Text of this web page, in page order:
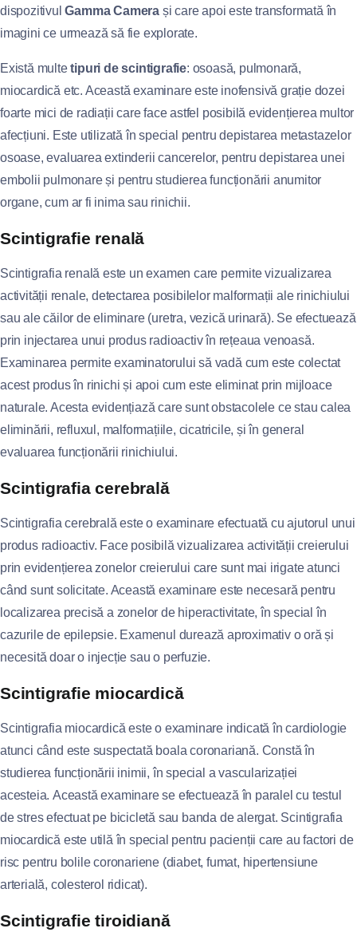
dispozitivulGamma Camera și care apoi este transformată în
imagini ce urmează să fie explorate.
Există multetipuri de scintigrafie: osoasă, pulmonară,
miocardică etc. Această examinare este inofensivă grație dozei
foarte mici de radiații care face astfel posibilă evidențierea multor
afecțiuni. Este utilizată în special pentru depistarea metastazelor
osoase, evaluarea extinderii cancerelor, pentru depistarea unei
embolii pulmonare și pentru studierea funcționării anumitor
organe, cum ar fi inima sau rinichii.
Scintigrafie renală
Scintigrafia renală este un examen care permite vizualizarea
activității renale, detectarea posibilelor malformații ale rinichiului
sau ale căilor de eliminare (uretra, vezică urinară). Se efectuează
prin injectarea unui produs radioactiv în rețeaua venoasă.
Examinarea permite examinatorului să vadă cum este colectat
acest produs în rinichi și apoi cum este eliminat prin mijloace
naturale. Acesta evidențiază care sunt obstacolele ce stau calea
eliminării, refluxul, malformațiile, cicatricile, și în general
evaluarea funcționării rinichiului.
Scintigrafia cerebrală
Scintigrafia cerebrală este o examinare efectuată cu ajutorul unui
produs radioactiv. Face posibilă vizualizarea activității creierului
prin evidențierea zonelor creierului care sunt mai irigate atunci
când sunt solicitate. Această examinare este necesară pentru
localizarea precisă a zonelor de hiperactivitate, în special în
cazurile de epilepsie. Examenul durează aproximativ o oră și
necesită doar o injecție sau o perfuzie.
Scintigrafie miocardică
Scintigrafia miocardică este o examinare indicată în cardiologie
atunci când este suspectată boala coronariană. Constă în
studierea funcționării inimii, în special a vascularizației
acesteia. Această examinare se efectuează în paralel cu testul
de stres efectuat pe bicicletă sau banda de alergat. Scintigrafia
miocardică este utilă în special pentru pacienții care au factori de
risc pentru bolile coronariene (diabet, fumat, hipertensiune
arterială, colesterol ridicat).
Scintigrafie tiroidiană